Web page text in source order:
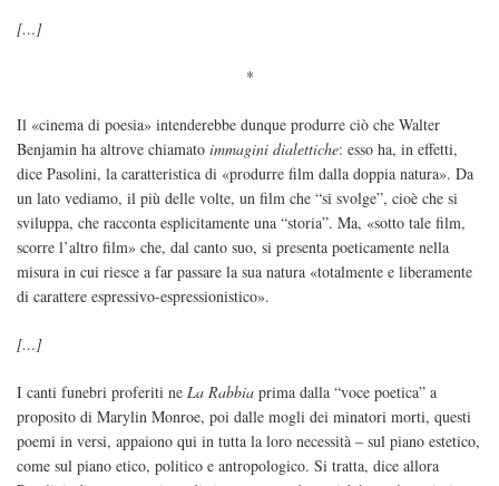
[…]
*
Il «cinema di poesia» intenderebbe dunque produrre ciò che Walter
Benjamin ha altrove chiamato immagini dialettiche: esso ha, in effetti,
dice Pasolini, la caratteristica di «produrre film dalla doppia natura». Da
un lato vediamo, il più delle volte, un film che “si svolge”, cioè che si
sviluppa, che racconta esplicitamente una “storia”. Ma, «sotto tale film,
scorre l’altro film» che, dal canto suo, si presenta poeticamente nella
misura in cui riesce a far passare la sua natura «totalmente e liberamente
di carattere espressivo-espressionistico».
[…]
I canti funebri proferiti ne La Rabbia prima dalla “voce poetica” a
proposito di Marylin Monroe, poi dalle mogli dei minatori morti, questi
poemi in versi, appaiono qui in tutta la loro necessità – sul piano estetico,
come sul piano etico, politico e antropologico. Si tratta, dice allora